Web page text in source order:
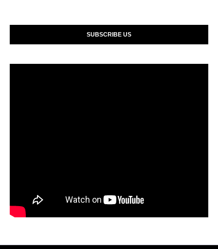
SUBSCRIBE US